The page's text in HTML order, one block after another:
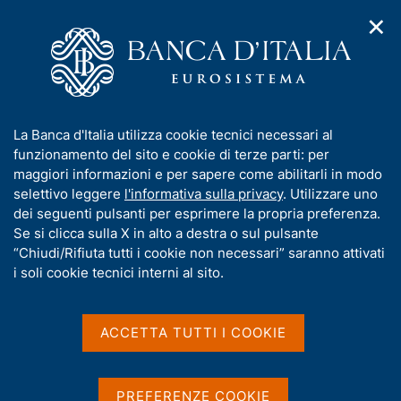
n
u
d
i
n
a
v
i
g
a
o
m
g
e
e
l
s
t
Compiti
Tutela della clientela ed
educazione finanziaria
CondividiS
a
La Banca d'Italia tutela i clienti degli intermediari
✕
I
n
f
o
r
m
a
t
La Banca d'Italia utilizza cookie tecnici necessari al
funzionamento del sito e cookie di terze parti: per
maggiori informazioni e per sapere come abilitarli in modo
selettivo leggere l'informativa sulla privacy. Utilizzare uno
dei seguenti pulsanti per esprimere la propria preferenza.
Se si clicca sulla X in alto a destra o sul pulsante
“Chiudi/Rifiuta tutti i cookie non necessari” saranno attivati
i soli cookie tecnici interni al sito.
ACCETTA TUTTI I COOKIE
PREFERENZE COOKIE